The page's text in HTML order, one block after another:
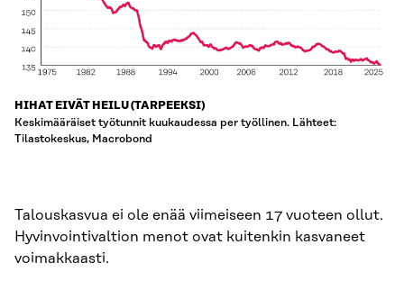
HIHAT EIVÄT HEILU (TARPEEKSI)
Keskimääräiset työtunnit kuukaudessa per työllinen. Lähteet:
Tilastokeskus, Macrobond
Talouskasvua ei ole enää viimeiseen 17 vuoteen ollut.
Hyvinvointivaltion menot ovat kuitenkin kasvaneet
voimakkaasti.